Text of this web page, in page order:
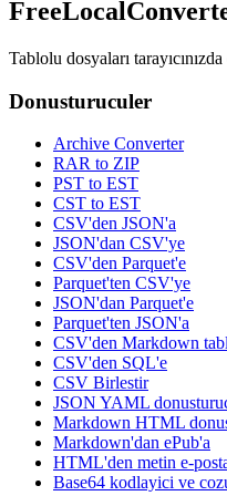
Tablolu dosyaları
Donusturuculer
Archive Converter
RAR to ZIP
PST to EST
CST to EST
CSV'den JSON'a
JSON'dan CSV'ye
CSV'den Parquet'e
Parquet'ten CSV'ye
JSON'dan Parquet'e
Parquet'ten JSON'a
CSV'den Markdown
CSV'den SQL'e
CSV Birlestir
JSON YAML
Markdown HTML
Markdown'dan ePub'a
HTML'den metin e-
Base64 kodlayici ve